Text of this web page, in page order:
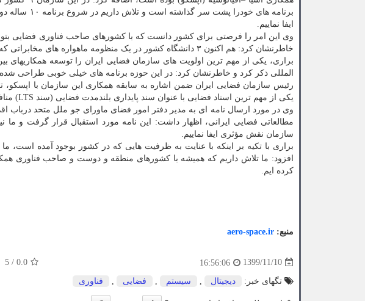
برنامه های
ایفا نماییم.
وی این امر را فرصتی برای کشور دانست که با کشورهای صاحب فناوری فضایی
خاطرنشان کرد: هم اکنون ۳ دانشگاه کشور در یک منظومه ماهواره های مخابراتی که توسط این سازمان بوجود آمده است، فعال می باشند.
براری، یکی از مهم ترین اولویت های سازمان فضایی ایران را توسعه همکاریهای
المللی ذکر کرد و خاطرنشان کرد: در این حوزه برنامه های خیلی خوبی طراحی
رئیس سازمان فضایی ایران ضمن اشاره به سابقه همکاری این سازمان با اپسکو،
یکی از مهم ترین اسناد فضایی با عنوان سند پایداری بلندمدت فضایی (سند LTS) منافع و مواضع جمهوری اسلامی ایران لحاظ شود.
وی در مورد ارسال نامه ای به مدیر دفتر امور فضای ماورای جو ملل متحد درباب
مطالعاتی فضایی ایرانی، اظهار داشت: این نامه مورد استقبال قرار گرفت و
سازمان نقش مؤثری ایفا نماییم.
براری با تکیه بر اینکه با عنایت به ظرفیت هایی که در کشور بوجود آمده است،
افزود: ما تلاش داریم که همیشه با کشورهای منطقه و دوست و صاحب فناوری
کرده ایم.
منبع: aero-space.ir
1399/11/10
16:56:06
0.0
/
5
تگهای خبر: دیجیتال سیستم فضایی فناوری